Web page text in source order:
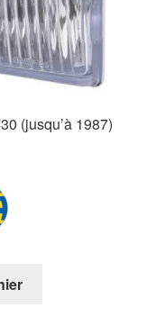
(jusqu’à 1987)